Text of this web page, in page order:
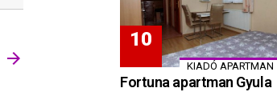
KIADÓ APARTMAN
Fortuna apartman Gyula